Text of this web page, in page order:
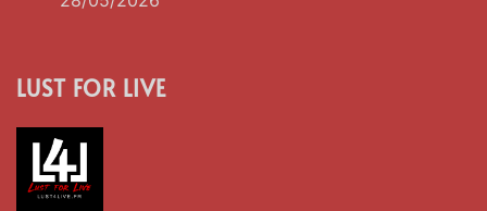
LUST FOR LIVE